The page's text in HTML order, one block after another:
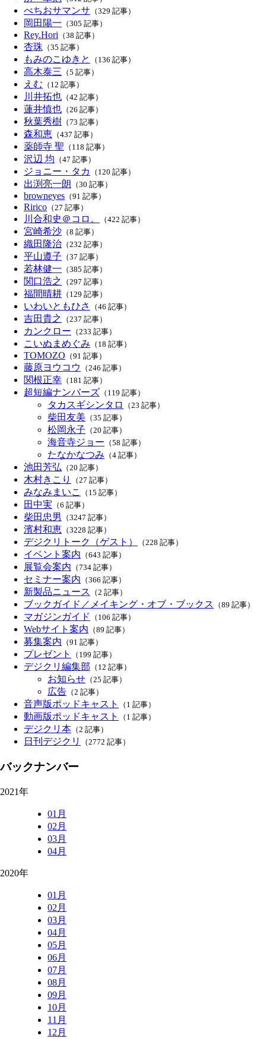
べちおサマンサ （329 記事）
岡田陽一 （305 記事）
Rey.Hori （38 記事）
杏珠 （35 記事）
もみのこゆきと （136 記事）
高木泰三 （5 記事）
えむ （12 記事）
川井拓也 （42 記事）
蓮井慎也 （26 記事）
秋葉秀樹 （73 記事）
森和恵 （437 記事）
薬師寺 聖 （118 記事）
沢辺 均 （47 記事）
ジョニー・タカ （120 記事）
出渕亮一朗 （30 記事）
browneyes （91 記事）
Ririco （27 記事）
川合和史＠コロ。 （422 記事）
宮崎希沙 （8 記事）
織田隆治 （232 記事）
平山遵子 （37 記事）
若林健一 （385 記事）
関口浩之 （297 記事）
福間晴耕 （129 記事）
いわいともひさ （46 記事）
吉田貴之 （237 記事）
カンクロー （233 記事）
こいぬまめぐみ （18 記事）
TOMOZO （91 記事）
藤原ヨウコウ （246 記事）
関根正幸 （181 記事）
超短編ナンバーズ （119 記事）
タカスギシンタロ （23 記事）
柴田友美 （35 記事）
松岡永子 （20 記事）
海音寺ジョー （58 記事）
たなかなつみ （4 記事）
池田芳弘 （20 記事）
木村きこり （27 記事）
みなみまいこ （15 記事）
田中実 （6 記事）
柴田忠男 （3247 記事）
濱村和恵 （3228 記事）
デジクリトーク（ゲスト） （228 記事）
イベント案内 （643 記事）
展覧会案内 （734 記事）
セミナー案内 （366 記事）
新製品ニュース （2 記事）
ブックガイド／メイキング・オブ・ブックス （89 記事）
マガジンガイド （106 記事）
Webサイト案内 （89 記事）
募集案内 （91 記事）
プレゼント （199 記事）
デジクリ編集部 （12 記事）
お知らせ （25 記事）
広告 （2 記事）
音声版ポッドキャスト （1 記事）
動画版ポッドキャスト （1 記事）
デジクリ本 （2 記事）
日刊デジクリ （2772 記事）
バックナンバー
2021年
01月
02月
03月
04月
2020年
01月
02月
03月
04月
05月
06月
07月
08月
09月
10月
11月
12月